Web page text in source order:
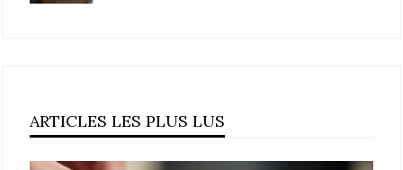
ARTICLES LES PLUS LUS